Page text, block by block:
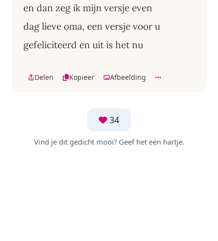
en dan zeg ik mijn versje even
dag lieve oma, een versje voor u
gefeliciteerd en uit is het nu
Delen Kopieer Afbeelding
34
Vind je dit gedicht mooi? Geef het een hartje.